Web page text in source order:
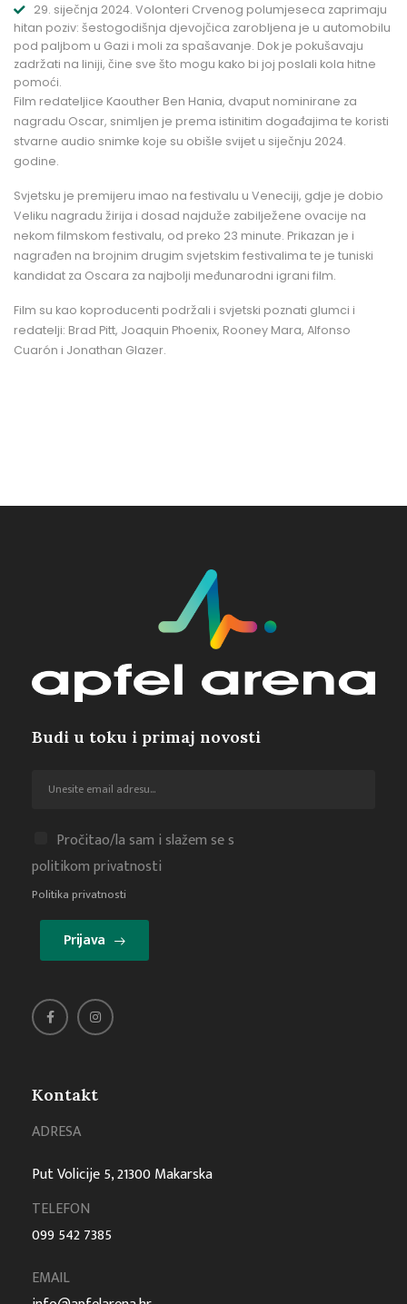
29. siječnja 2024. Volonteri Crvenog polumjeseca zaprimaju
hitan poziv: šestogodišnja djevojčica zarobljena je u automobilu
pod paljbom u Gazi i moli za spašavanje. Dok je pokušavaju
zadržati na liniji, čine sve što mogu kako bi joj poslali kola hitne
pomoći.
Film redateljice Kaouther Ben Hania, dvaput nominirane za
nagradu Oscar, snimljen je prema istinitim događajima te koristi
stvarne audio snimke koje su obišle svijet u siječnju 2024.
godine.
Svjetsku je premijeru imao na festivalu u Veneciji, gdje je dobio
Veliku nagradu žirija i dosad najduže zabilježene ovacije na
nekom filmskom festivalu, od preko 23 minute. Prikazan je i
nagrađen na brojnim drugim svjetskim festivalima te je tuniski
kandidat za Oscara za najbolji međunarodni igrani film.
Film su kao koproducenti podržali i svjetski poznati glumci i
redatelji: Brad Pitt, Joaquin Phoenix, Rooney Mara, Alfonso
Cuarón i Jonathan Glazer.
Kontakt
ADRESA
Put Volicije 5, 21300 Makarska
TELEFON
099 542 7385
EMAIL
Budi u toku i primaj novosti
Pročitao/la sam i slažem se s
politikom privatnosti
Politika privatnosti
Prijava